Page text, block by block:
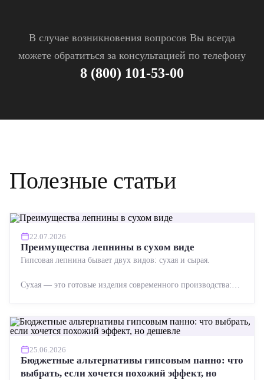
В случае возникновения вопросов Вы всегда
можете обратиться за консультацией по телефону
8 (800) 101-53-00
Полезные статьи
22.07.2026
Преимущества лепнины в сухом виде
Гипсовая лепнина бывает двух видов: сухая и сырая.
Сухая — это готовые изделия современного производства:
25.06.2026
Бюджетные альтернативы гипсовым панно: что
выбрать, если хочется похожий эффект, но